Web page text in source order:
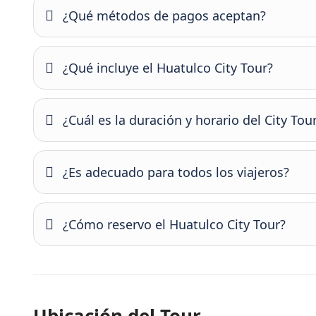
¿Qué métodos de pagos aceptan?
¿Qué incluye el Huatulco City Tour?
¿Cuál es la duración y horario del City
¿Es adecuado para todos los viajeros?
¿Cómo reservo el Huatulco City Tour?